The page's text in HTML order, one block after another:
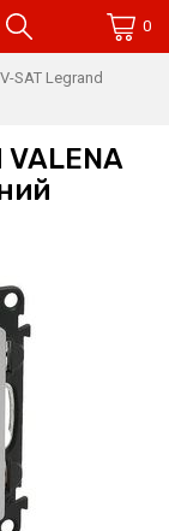
0
SAT Legrand